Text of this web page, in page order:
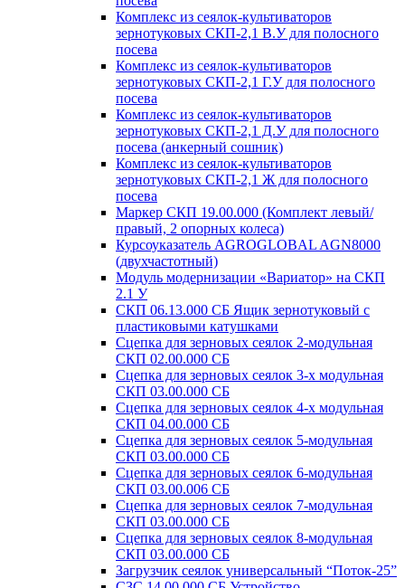
Комплекс из сеялок-культиваторов
зернотуковых СКП-2,1 В.У для полосного
посева
Комплекс из сеялок-культиваторов
зернотуковых СКП-2,1 Г.У для полосного
посева
Комплекс из сеялок-культиваторов
зернотуковых СКП-2,1 Д.У для полосного
посева (анкерный сошник)
Комплекс из сеялок-культиваторов
зернотуковых СКП-2,1 Ж для полосного
посева
Маркер СКП 19.00.000 (Комплект левый/
правый, 2 опорных колеса)
Курсоуказатель AGROGLOBAL AGN8000
(двухчастотный)
Модуль модернизации «Вариатор» на СКП
2.1 У
СКП 06.13.000 СБ Ящик зернотуковый с
пластиковыми катушками
Сцепка для зерновых сеялок 2-модульная
СКП 02.00.000 СБ
Сцепка для зерновых сеялок 3-х модульная
СКП 03.00.000 СБ
Сцепка для зерновых сеялок 4-х модульная
СКП 04.00.000 СБ
Сцепка для зерновых сеялок 5-модульная
СКП 03.00.000 СБ
Сцепка для зерновых сеялок 6-модульная
СКП 03.00.006 СБ
Сцепка для зерновых сеялок 7-модульная
СКП 03.00.000 СБ
Сцепка для зерновых сеялок 8-модульная
СКП 03.00.000 СБ
Загрузчик сеялок универсальный “Поток-25”